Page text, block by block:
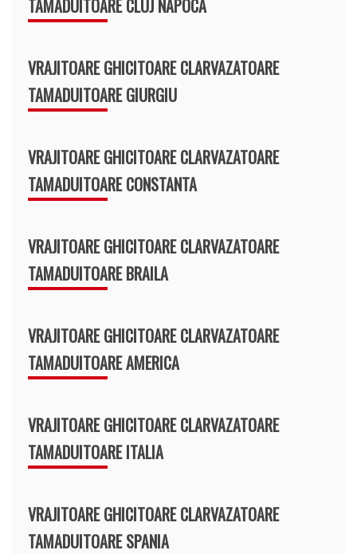
TAMADUITOARE CLUJ NAPOCA
VRAJITOARE GHICITOARE CLARVAZATOARE
TAMADUITOARE GIURGIU
VRAJITOARE GHICITOARE CLARVAZATOARE
TAMADUITOARE CONSTANTA
VRAJITOARE GHICITOARE CLARVAZATOARE
TAMADUITOARE BRAILA
VRAJITOARE GHICITOARE CLARVAZATOARE
TAMADUITOARE AMERICA
VRAJITOARE GHICITOARE CLARVAZATOARE
TAMADUITOARE ITALIA
VRAJITOARE GHICITOARE CLARVAZATOARE
TAMADUITOARE SPANIA